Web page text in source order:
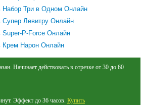
Начинает действовать в отрезке от 30 до 60
Эффект до 36 часов. Купить